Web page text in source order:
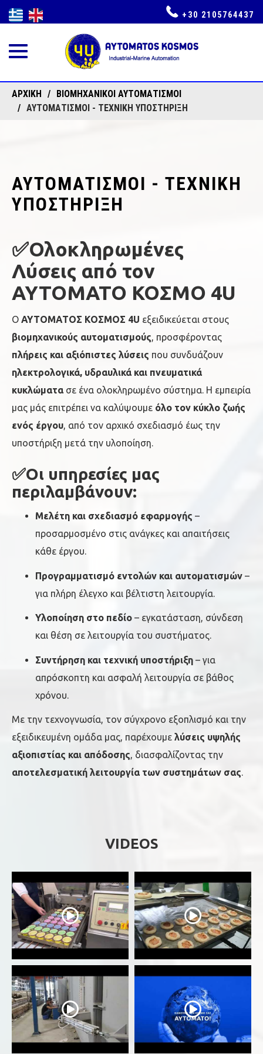
Toggle
+30 2105764437
ΑΡΧΙΚΉ
ΒΙΟΜΗΧΑΝΙΚΟΊ ΑΥΤΟΜΑΤΙΣΜΟΊ
ΑΥΤΟΜΑΤΙΣΜΟΙ - ΤΕΧΝΙΚΗ ΥΠΟΣΤΗΡΙΞΗ
ΑΥΤΟΜΑΤΙΣΜΟΙ - ΤΕΧΝΙΚΗ
ΥΠΟΣΤΗΡΙΞΗ
✅Ολοκληρωμένες
Λύσεις από τον
ΑΥΤΟΜΑΤΟ ΚΟΣΜΟ 4U
Ο ΑΥΤΟΜΑΤΟΣ ΚΟΣΜΟΣ 4U εξειδικεύεται στους
βιομηχανικούς αυτοματισμούς , προσφέροντας
πλήρεις και αξιόπιστες λύσεις που συνδυάζουν
ηλεκτρολογικά, υδραυλικά και πνευματικά
κυκλώματα σε ένα ολοκληρωμένο σύστημα. Η εμπειρία
μας μάς επιτρέπει να καλύψουμε όλο τον κύκλο ζωής
ενός έργου , από τον αρχικό σχεδιασμό έως την
υποστήριξη μετά την υλοποίηση.
✅Οι υπηρεσίες μας
περιλαμβάνουν:
Μελέτη και σχεδιασμό εφαρμογής –
προσαρμοσμένο στις ανάγκες και απαιτήσεις
κάθε έργου.
Προγραμματισμό εντολών και αυτοματισμών –
για πλήρη έλεγχο και βέλτιστη λειτουργία.
Υλοποίηση στο πεδίο – εγκατάσταση, σύνδεση
και θέση σε λειτουργία του συστήματος.
Συντήρηση και τεχνική υποστήριξη – για
απρόσκοπτη και ασφαλή λειτουργία σε βάθος
χρόνου.
Με την τεχνογνωσία, τον σύγχρονο εξοπλισμό και την
εξειδικευμένη ομάδα μας, παρέχουμε λύσεις υψηλής
αξιοπιστίας και απόδοσης, διασφαλίζοντας την
αποτελεσματική λειτουργία των συστημάτων σας.
VIDEOS